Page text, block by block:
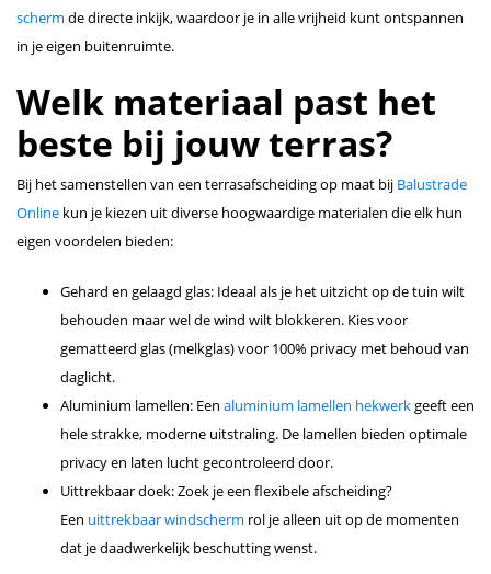
scherm de directe inkijk, waardoor je in alle vrijheid kunt ontspannen
in je eigen buitenruimte.
Welk materiaal past het
beste bij jouw terras?
Bij het samenstellen van een terrasafscheiding op maat bij Balustrade
Online kun je kiezen uit diverse hoogwaardige materialen die elk hun
eigen voordelen bieden:
Gehard en gelaagd glas: Ideaal als je het uitzicht op de tuin wilt
behouden maar wel de wind wilt blokkeren. Kies voor
gematteerd glas (melkglas) voor 100% privacy met behoud van
daglicht.
Aluminium lamellen: Een aluminium lamellen hekwerkgeeft een
hele strakke, moderne uitstraling. De lamellen bieden optimale
privacy en laten lucht gecontroleerd door.
Uittrekbaar doek: Zoek je een flexibele afscheiding?
Een uittrekbaar windscherm rol je alleen uit op de momenten
dat je daadwerkelijk beschutting wenst.